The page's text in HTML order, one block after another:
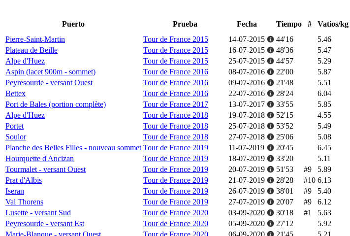
Puerto Prueba Fecha Tiempo # Vatios/kg
Pierre-Saint-Martin
Tour de France 2015 14-07-2015 44'16 5.46
Plateau de Beille
Tour de France 2015 16-07-2015 48'36 5.47
Alpe d'Huez
Tour de France 2015 25-07-2015 44'57 5.29
Aspin (lacet 900m - sommet)
Tour de France 2016 08-07-2016 22'00 5.87
Peyresourde - versant Ouest
Tour de France 2016 09-07-2016 21'48 5.51
Bettex
Tour de France 2016 22-07-2016 28'24 6.04
Port de Bales (portion complète)
Tour de France 2017 13-07-2017 33'55 5.85
Alpe d'Huez
Tour de France 2018 19-07-2018 52'15 4.55
Portet
Tour de France 2018 25-07-2018 53'52 5.49
Soulor
Tour de France 2018 27-07-2018 25'06 5.08
Planche des Belles Filles - nouveau sommet Tour de France 2019 11-07-2019 20'45 6.45
Hourquette d'Ancizan
Tour de France 2019 18-07-2019 33'20 5.11
Tourmalet - versant Ouest
Tour de France 2019 20-07-2019 51'53 #9 5.89
Prat d'Albis
Tour de France 2019 21-07-2019 28'28 #10 6.13
Iseran
Tour de France 2019 26-07-2019 38'01 #9 5.40
Val Thorens
Tour de France 2019 27-07-2019 20'07 #9 6.12
Lusette - versant Sud
Tour de France 2020 03-09-2020 30'18 #1 5.63
Peyresourde - versant Est
Tour de France 2020 05-09-2020 27'12 5.92
Marie-Blanque - versant Ouest
Tour de France 2020 06-09-2020 21'45 5.21